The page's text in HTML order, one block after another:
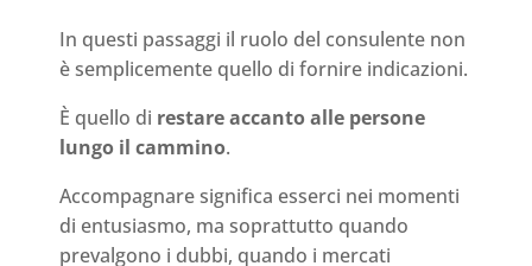
In questi passaggi il ruolo del consulente non
è semplicemente quello di fornire indicazioni.
È quello di restare accanto alle persone
lungo il cammino.
Accompagnare significa esserci nei momenti
di entusiasmo, ma soprattutto quando
prevalgono i dubbi, quando i mercati